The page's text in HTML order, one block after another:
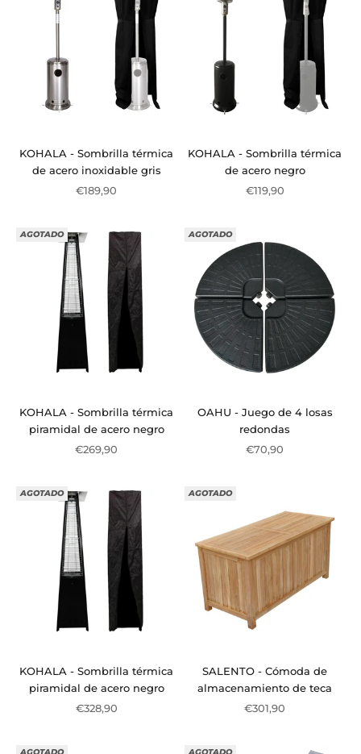
KOHALA - Sombrilla térmica
de acero inoxidable gris
Precio de oferta
€189,90
KOHALA - Sombrilla térmica
de acero negro
Precio de oferta
€119,90
AGOTADO
KOHALA - Sombrilla térmica
piramidal de acero negro
Precio de oferta
€269,90
AGOTADO
OAHU - Juego de 4 losas
redondas
Precio de oferta
€70,90
AGOTADO
KOHALA - Sombrilla térmica
piramidal de acero negro
Precio de oferta
€328,90
AGOTADO
SALENTO - Cómoda de
almacenamiento de teca
Precio de oferta
€301,90